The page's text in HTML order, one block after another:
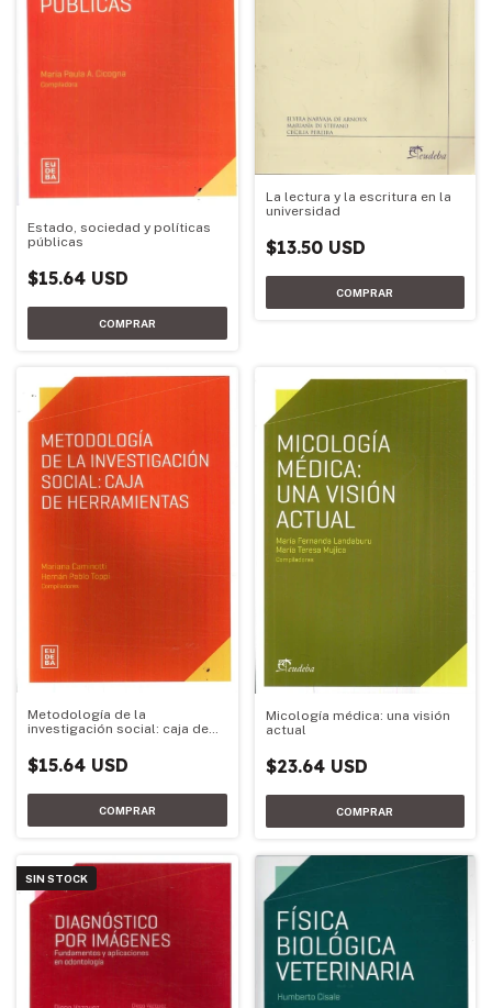
Estado, sociedad y políticas
públicas
$15.64 USD
La lectura y la escritura en la
universidad
$13.50 USD
Metodología de la
investigación social: caja de
$15.64 USD
Micología médica: una visión
actual
$23.64 USD
SIN STOCK